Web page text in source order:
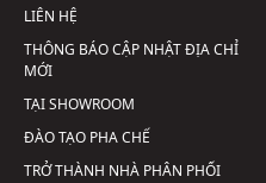
LIÊN HỆ
THÔNG BÁO CẬP NHẬT ĐỊA CHỈ
MỚI
TẠI SHOWROOM
ĐÀO TẠO PHA CHẾ
TRỞ THÀNH NHÀ PHÂN PHỐI